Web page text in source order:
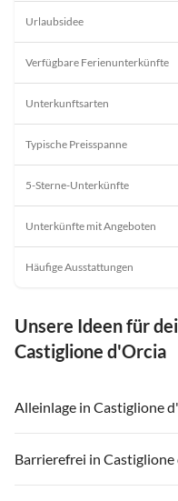
Urlaubsidee
Verfügbare Ferienunterkünfte
Unterkunftsarten
Typische Preisspanne
5-Sterne-Unterkünfte
Unterkünfte mit Angeboten
Häufige Ausstattungen
Unsere Ideen für
Castiglione d'Orcia
Alleinlage in Castiglione
Barrierefrei in